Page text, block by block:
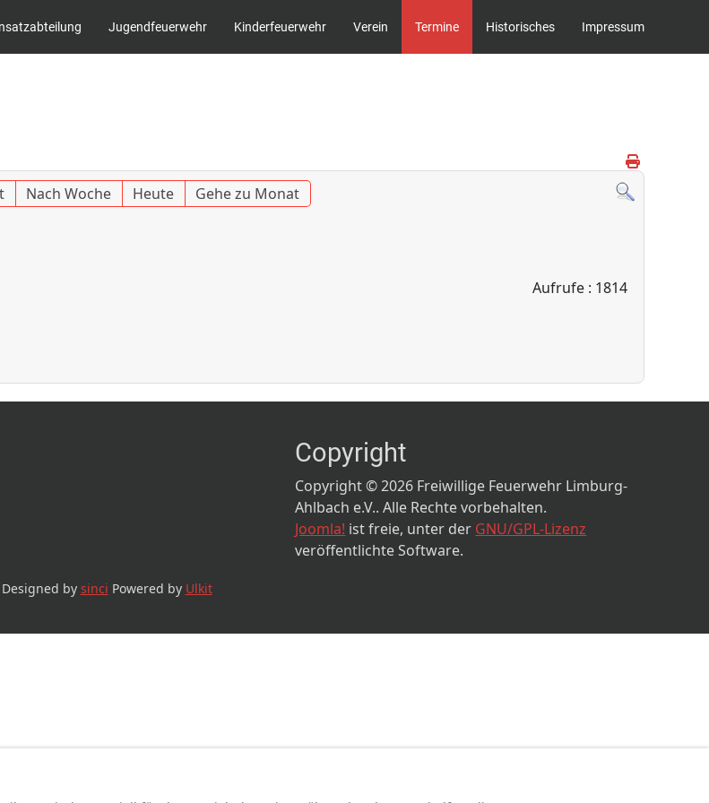
Jugendfeuerwehr Kinderfeuerwehr Verein Termine Historisches Impressum
Nach Woche Heute Gehe zu Monat
Aufrufe : 1814
Copyright
Copyright © 2026 Freiwillige Feuerwehr Limburg-
Ahlbach e.V.. Alle Rechte vorbehalten.
Joomla! ist freie, unter der GNU/GPL-Lizenz
veröffentlichte Software.
Designed by sinci Powered by Ulkit